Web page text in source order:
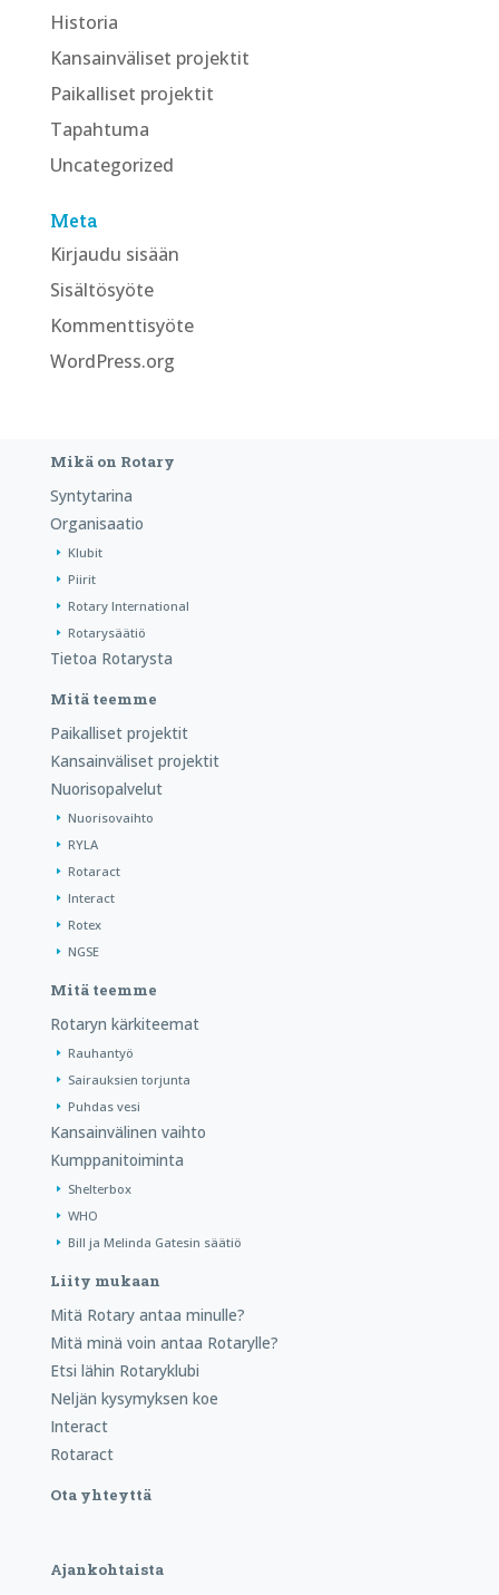
Historia
Kansainväliset projektit
Paikalliset projektit
Tapahtuma
Uncategorized
Meta
Kirjaudu sisään
Sisältösyöte
Kommenttisyöte
WordPress.org
Mikä on Rotary
Syntytarina
Organisaatio
Klubit
Piirit
Rotary International
Rotarysäätiö
Tietoa Rotarysta
Mitä teemme
Paikalliset projektit
Kansainväliset projektit
Nuorisopalvelut
Nuorisovaihto
RYLA
Rotaract
Interact
Rotex
NGSE
Mitä teemme
Rotaryn kärkiteemat
Rauhantyö
Sairauksien torjunta
Puhdas vesi
Kansainvälinen vaihto
Kumppanitoiminta
Shelterbox
WHO
Bill ja Melinda Gatesin säätiö
Liity mukaan
Mitä Rotary antaa minulle?
Mitä minä voin antaa Rotarylle?
Etsi lähin Rotaryklubi
Neljän kysymyksen koe
Interact
Rotaract
Ota yhteyttä
Ajankohtaista